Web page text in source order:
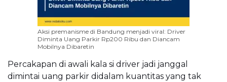
Aksi premanisme di Bandung menjadi viral: Driver
Diminta Uang Parkir Rp200 Ribu dan Diancam
Mobilnya Dibaretin
Percakapan di awali kala si driver jadi janggal
dimintai uang parkir didalam kuantitas yang tak